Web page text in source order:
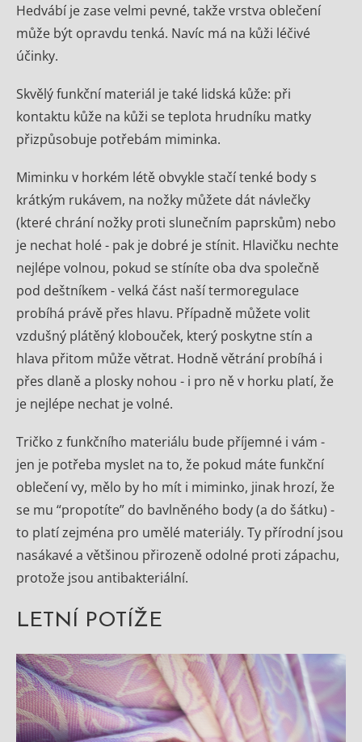
Hedvábí je zase velmi pevné, takže vrstva oblečení
může být opravdu tenká. Navíc má na kůži léčivé
účinky.
Skvělý funkční materiál je také lidská kůže: při
kontaktu kůže na kůži se teplota hrudníku matky
přizpůsobuje potřebám miminka.
Miminku v horkém létě obvykle stačí tenké body s
krátkým rukávem, na nožky můžete dát návlečky
(které chrání nožky proti slunečním paprskům) nebo
je nechat holé - pak je dobré je stínit. Hlavičku nechte
nejlépe volnou, pokud se stíníte oba dva společně
pod deštníkem - velká část naší termoregulace
probíhá právě přes hlavu. Případně můžete volit
vzdušný plátěný klobouček, který poskytne stín a
hlava přitom může větrat. Hodně větrání probíhá i
přes dlaně a plosky nohou - i pro ně v horku platí, že
je nejlépe nechat je volné.
Tričko z funkčního materiálu bude příjemné i vám -
jen je potřeba myslet na to, že pokud máte funkční
oblečení vy, mělo by ho mít i miminko, jinak hrozí, že
se mu “propotíte” do bavlněného body (a do šátku) -
to platí zejména pro umělé materiály. Ty přírodní jsou
nasákavé a většinou přirozeně odolné proti zápachu,
protože jsou antibakteriální.
LETNÍ POTÍŽE